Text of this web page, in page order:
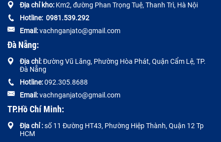
Địa chỉ kho: Km2, đường Phan Trọng Tuệ, Thanh Trì, Hà Nội
Hotline: 0981.539.292
Email:vachnganjato@gmail.com
Đà Nẵng:
Địa chỉ:Đường Vũ Lăng, Phường Hòa Phát, Quận Cẩm Lệ, TP.
Đà Nẵng
Hotline:092.305.8688
Email:vachnganjato@gmail.com
TP.Hồ Chí Minh:
Địa chỉ :số 11 Đường HT43, Phường Hiệp Thành, Quận 12 Tp
HCM